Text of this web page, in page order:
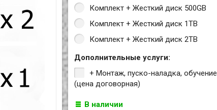
Комплект + Жесткий диск 500GB
Комплект + Жесткий диск 1TB
Комплект + Жесткий диск 2TB
Дополнительные услуги:
+ Монтаж, пуско-наладка, обучение
(цена договорная)
В наличии